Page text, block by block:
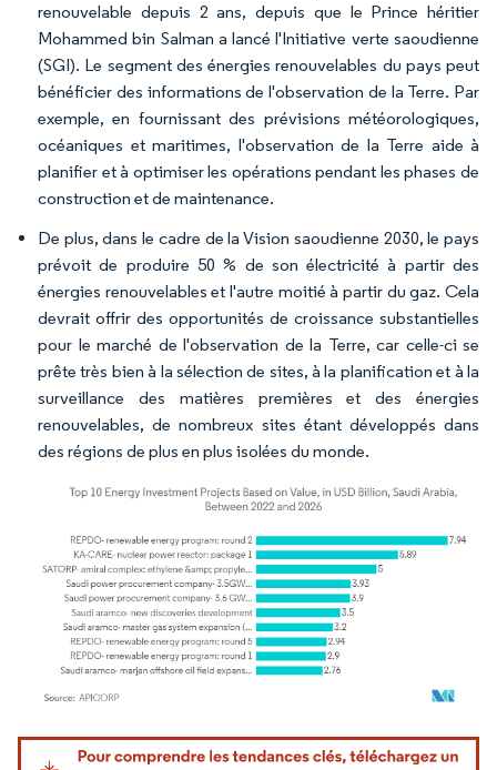
renouvelable depuis 2 ans, depuis que le Prince héritier
Mohammed bin Salman a lancé l'Initiative verte saoudienne
(SGI). Le segment des énergies renouvelables du pays peut
bénéficier des informations de l'observation de la Terre. Par
exemple, en fournissant des prévisions météorologiques,
océaniques et maritimes, l'observation de la Terre aide à
planifier et à optimiser les opérations pendant les phases de
construction et de maintenance.
De plus, dans le cadre de la Vision saoudienne 2030, le pays
prévoit de produire 50 % de son électricité à partir des
énergies renouvelables et l'autre moitié à partir du gaz. Cela
devrait offrir des opportunités de croissance substantielles
pour le marché de l'observation de la Terre, car celle-ci se
prête très bien à la sélection de sites, à la planification et à la
surveillance des matières premières et des énergies
renouvelables, de nombreux sites étant développés dans
des régions de plus en plus isolées du monde.
Image © Mordor Intelligence. La réutilisation nécessite une attribution sous CC BY